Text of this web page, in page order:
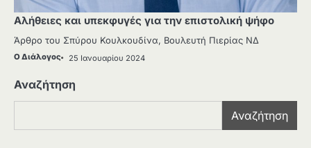
Αλήθειες και υπεκφυγές για την επιστολική ψήφο
Άρθρο του Σπύρου Κουλκουδίνα, Βουλευτή Πιερίας ΝΔ
Ο Διάλογος 25 Ιανουαρίου 2024
Αναζήτηση
Αναζήτηση